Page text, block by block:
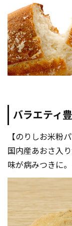
バラエティ
【のりしお米粉パ
国内産あおさ入
味が病みつきに。